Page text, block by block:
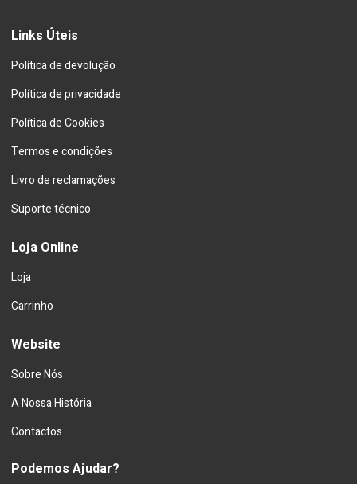
Links Úteis
Política de devolução
Política de privacidade
Política de Cookies
Termos e condições
Livro de reclamações
Suporte técnico
Loja Online
Loja
Carrinho
Website
Sobre Nós
A Nossa História
Contactos
Podemos Ajudar?